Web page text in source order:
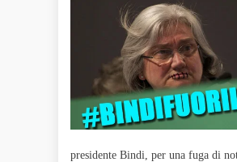
presidente Bindi, per una fuga di